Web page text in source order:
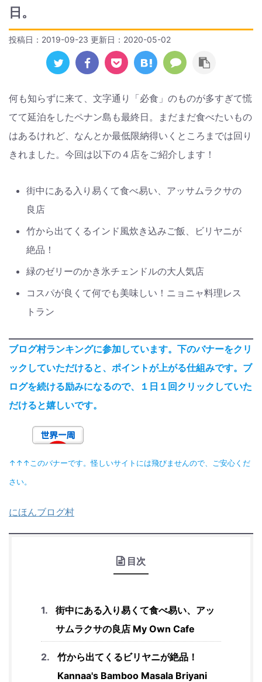
日。
投稿日：2019-09-23 更新日： 2020-05-02
何も知らずに来て、文字通り「必食」のものが多すぎて慌
てて延泊をしたペナン島も最終日。まだまだ食べたいもの
はあるけれど、なんとか最低限納得いくところまでは回り
きれました。今回は以下の４店をご紹介します！
街中にある入り易くて食べ易い、アッサムラクサの
良店
竹から出てくるインド風炊き込みご飯、ビリヤニが
絶品！
緑のゼリーのかき氷チェンドルの大人気店
コスパが良くて何でも美味しい！ニョニャ料理レス
トラン
ブログ村ランキングに参加しています。下のバナーをクリ
ックしていただけると、ポイントが上がる仕組みです。ブ
ログを続ける励みになるので、１日１回クリックしていた
だけると嬉しいです。
↑↑↑このバナーです。怪しいサイトには飛びませんので、ご安心くだ
さい。
にほんブログ村
目次
街中にある入り易くて食べ易い、アッ
サムラクサの良店 My Own Cafe
竹から出てくるビリヤニが絶品！
Kannaa's Bamboo Masala Briyani